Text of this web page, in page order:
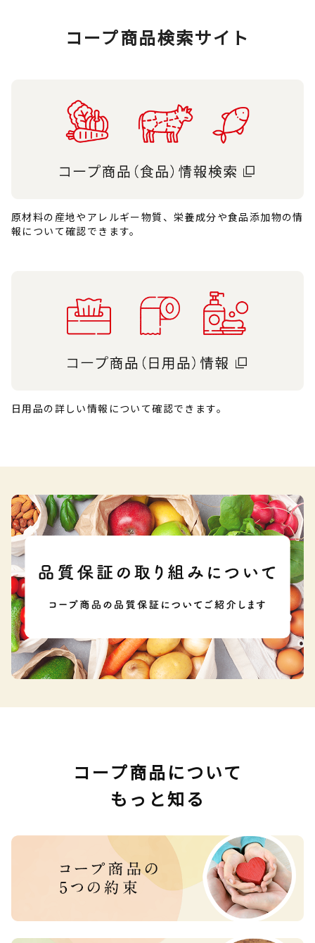
コープ商品検索サイト
原材料の産地やアレルギー物質、栄養成分や食品添加物の情
報について確認できます。
日用品の詳しい情報について確認できます。
コープ商品について
もっと知る